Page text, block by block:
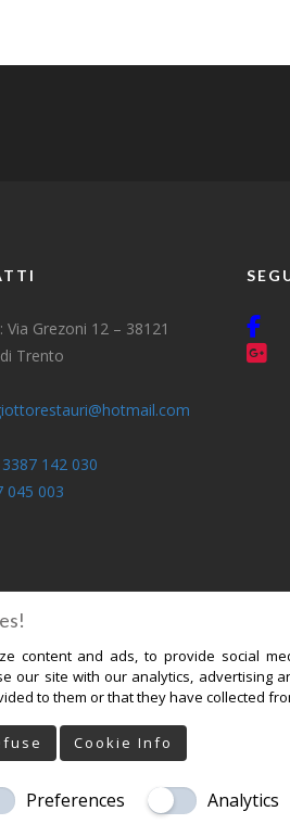
Via Grezoni 12 – 38121
Trento
142 030
045 003
LAVORI PRIMA/DOPO
content and ads, to provide social
our site with our analytics, advertising
to them or that they have collected
Cookie Info
Preferences Analytics